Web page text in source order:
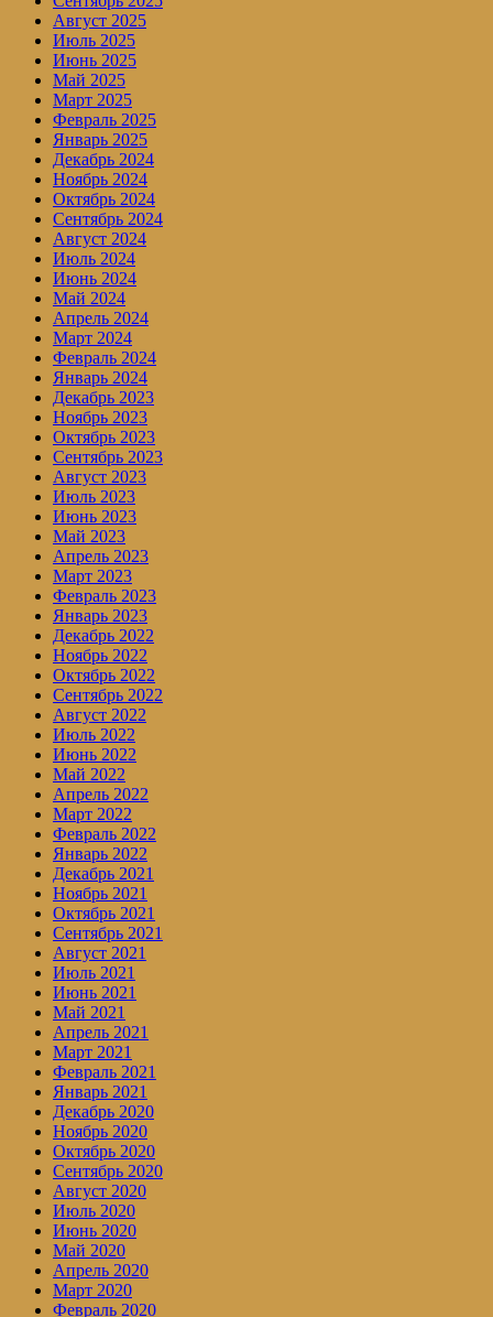
Август 2025
Июль 2025
Июнь 2025
Май 2025
Март 2025
Февраль 2025
Январь 2025
Декабрь 2024
Ноябрь 2024
Октябрь 2024
Сентябрь 2024
Август 2024
Июль 2024
Июнь 2024
Май 2024
Апрель 2024
Март 2024
Февраль 2024
Январь 2024
Декабрь 2023
Ноябрь 2023
Октябрь 2023
Сентябрь 2023
Август 2023
Июль 2023
Июнь 2023
Май 2023
Апрель 2023
Март 2023
Февраль 2023
Январь 2023
Декабрь 2022
Ноябрь 2022
Октябрь 2022
Сентябрь 2022
Август 2022
Июль 2022
Июнь 2022
Май 2022
Апрель 2022
Март 2022
Февраль 2022
Январь 2022
Декабрь 2021
Ноябрь 2021
Октябрь 2021
Сентябрь 2021
Август 2021
Июль 2021
Июнь 2021
Май 2021
Апрель 2021
Март 2021
Февраль 2021
Январь 2021
Декабрь 2020
Ноябрь 2020
Октябрь 2020
Сентябрь 2020
Август 2020
Июль 2020
Июнь 2020
Май 2020
Апрель 2020
Март 2020
Февраль 2020